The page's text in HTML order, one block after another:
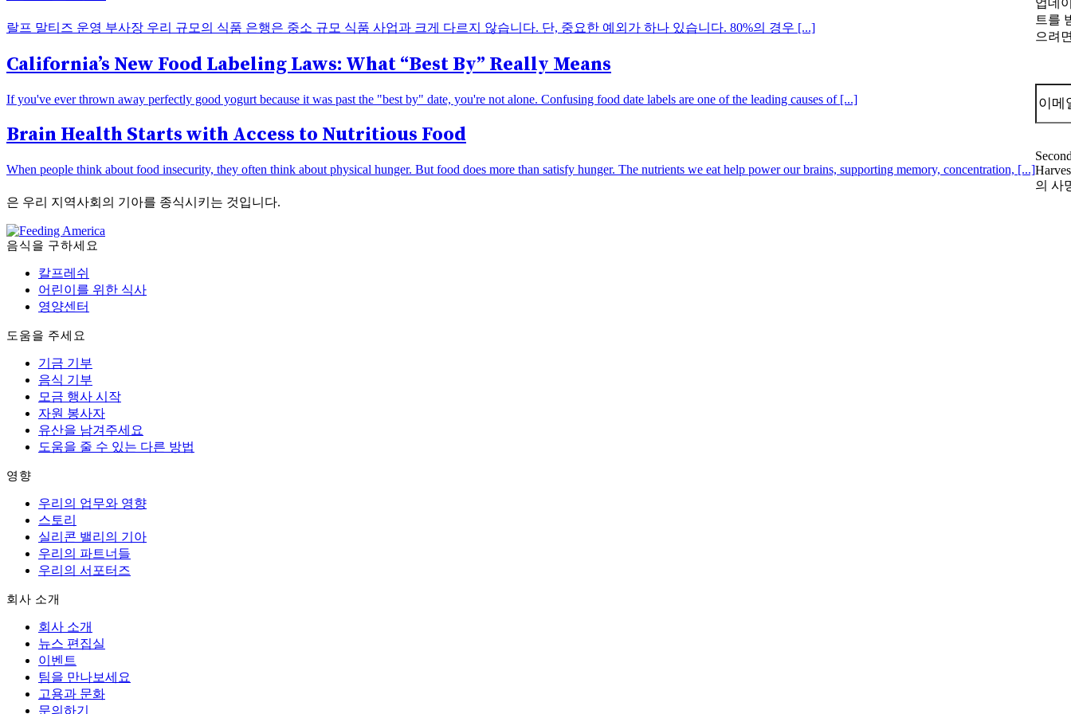
랄프 말티즈 운영 부사장 우리 규모의 식품 은행은 중소 규모 식품 사업과 크게 다르지 않습니다. 단, 중요한 예외가 하나 있습니다. 80%의 경우 [...]
California’s New Food Labeling Laws: What “Best By” Really Means
If you've ever thrown away perfectly good yogurt because it was past the "best by" date, you're not alone. Confusing food date labels are one of the leading causes of [...]
Brain Health Starts with Access to Nutritious Food
When people think about food insecurity, they often think about physical hunger. But food does more than satisfy hunger. The nutrients we eat help power our brains, supporting memory, concentration, [...]
트를
으려
의 사
은 우리 지역사회의 기아를 종식시키는 것입니다.
음식을 구하세요
칼프레쉬
어린이를 위한 식사
영양센터
도움을 주세요
기금 기부
음식 기부
모금 행사 시작
자원 봉사자
유산을 남겨주세요
도움을 줄 수 있는 다른 방법
영향
우리의 업무와 영향
스토리
실리콘 밸리의 기아
우리의 파트너들
우리의 서포터즈
회사 소개
회사 소개
뉴스 편집실
이벤트
팀을 만나보세요
고용과 문화
문의하기